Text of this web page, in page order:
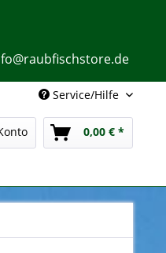
Service/Hilfe
0,00 € *